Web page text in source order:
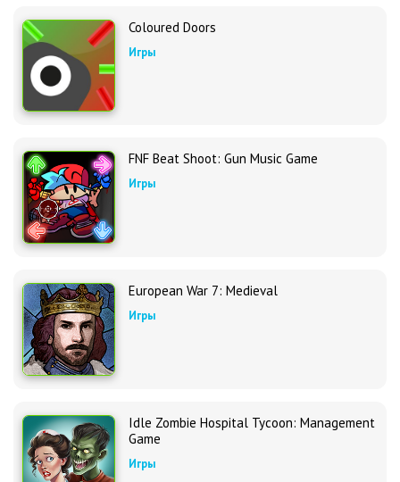
Coloured Doors
Игры
FNF Beat Shoot: Gun Music Game
Игры
European War 7: Medieval
Игры
Idle Zombie Hospital Tycoon: Management
Game
Игры